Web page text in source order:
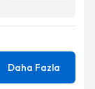
Daha Fazla